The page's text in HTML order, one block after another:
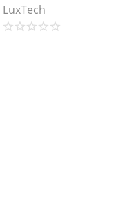
LuxTech